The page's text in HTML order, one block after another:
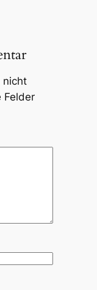
nicht
Felder